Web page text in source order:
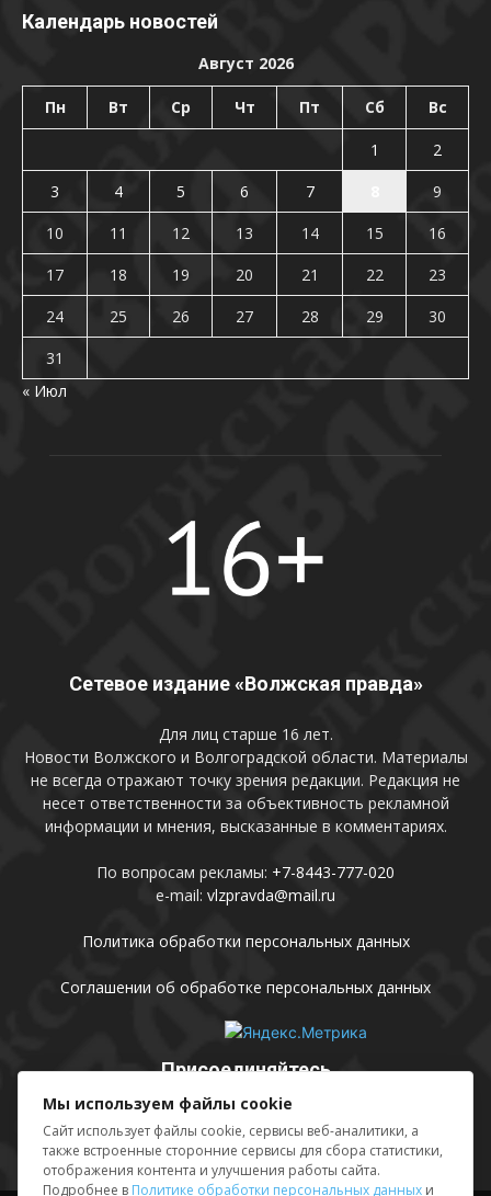
Календарь новостей
Август 2026
Пн Вт Ср Чт Пт Сб Вс
1
2
3
4 5 6 7
9
10
11 12 13 14 15
16
17
18 19 20 21 22
23
24
25 26 27 28 29
30
31
« Июл
Сетевое издание «Волжская правда»
Для лиц старше 16 лет.
Новости Волжского и Волгоградской области. Материалы
не всегда отражают точку зрения редакции. Редакция не
несет ответственности за объективность рекламной
информации и мнения, высказанные в комментариях.
По вопросам рекламы: +7-8443-777-020
e-mail: vlzpravda@mail.ru
Политика обработки персональных данных
Соглашении об обработке персональных данных
Присоединяйтесь
Мы используем файлы cookie
Сайт использует файлы cookie, сервисы веб-аналитики, а
также встроенные сторонние сервисы для сбора статистики,
отображения контента и улучшения работы сайта.
Подробнее в Политике обработки персональных данных и